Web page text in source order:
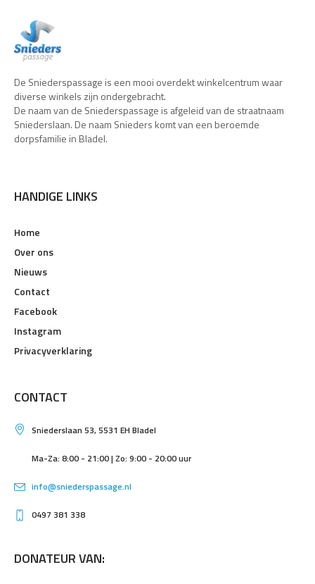
De Sniederspassage is een mooi overdekt winkelcentrum waar
diverse winkels zijn ondergebracht.
De naam van de Sniederspassage is afgeleid van de straatnaam
Sniederslaan. De naam Snieders komt van een beroemde
dorpsfamilie in Bladel.
HANDIGE LINKS
Home
Over ons
Nieuws
Contact
Facebook
Instagram
Privacyverklaring
CONTACT
Sniederslaan 53, 5531 EH Bladel
Ma-Za: 8:00 - 21:00 | Zo: 9:00 - 20:00 uur
info@sniederspassage.nl
0497 381 338
DONATEUR VAN: